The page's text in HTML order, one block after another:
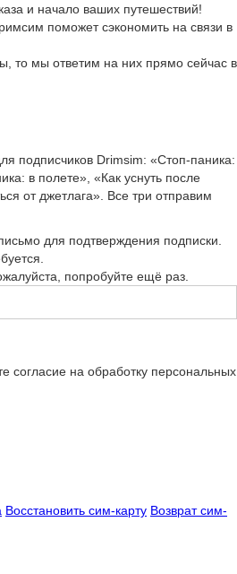
и начало ваших путешествий!
поможет сэкономить на связи в
то мы ответим на них прямо сейчас в
подписчиков Drimsim: «Стоп-паника:
в полете», «Как уснуть после
от джетлага». Все три отправим
для подтверждения подписки.
попробуйте ещё раз.
согласие на обработку персональных
Восстановить сим-карту Возврат сим-